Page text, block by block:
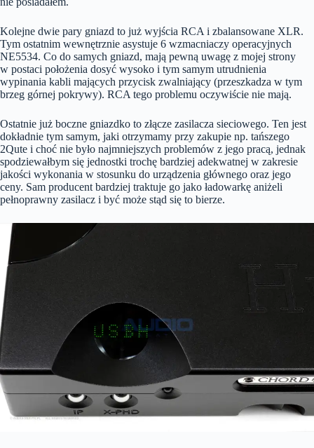
Kolejne dwie pary gniazd to już wyjścia RCA i zbalansowane XLR.
Tym ostatnim wewnętrznie asystuje 6 wzmacniaczy operacyjnych
NE5534. Co do samych gniazd, mają pewną uwagę z mojej strony
w postaci położenia dosyć wysoko i tym samym utrudnienia
wypinania kabli mających przycisk zwalniający (przeszkadza w tym
brzeg górnej pokrywy). RCA tego problemu oczywiście nie mają.
Ostatnie już boczne gniazdko to złącze zasilacza sieciowego. Ten jest
dokładnie tym samym, jaki otrzymamy przy zakupie np. tańszego
2Qute i choć nie było najmniejszych problemów z jego pracą, jednak
spodziewałbym się jednostki trochę bardziej adekwatnej w zakresie
jakości wykonania w stosunku do urządzenia głównego oraz jego
ceny. Sam producent bardziej traktuje go jako ładowarkę aniżeli
pełnoprawny zasilacz i być może stąd się to bierze.